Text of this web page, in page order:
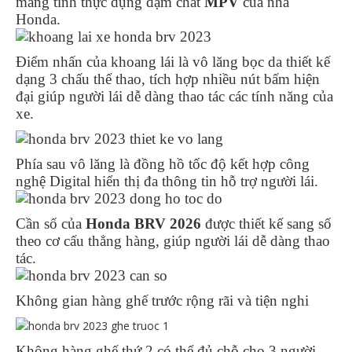
Honda.
Điểm nhấn của khoang lái là vô lăng bọc da thiết kế
dạng 3 chấu thể thao, tích hợp nhiều nút bấm hiện
đại giúp người lái dễ dàng thao tác các tính năng của
xe.
Phía sau vô lăng là đồng hồ tốc độ kết hợp công
nghệ Digital hiển thị đa thông tin hỗ trợ người lái.
Cần số của Honda BRV 2026 được thiết kế sang số
theo cơ cấu thẳng hàng, giúp người lái dễ dàng thao
tác.
Không gian hàng ghế trước rộng rãi và tiện nghi